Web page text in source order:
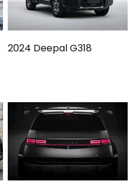
2024 Deepal G318